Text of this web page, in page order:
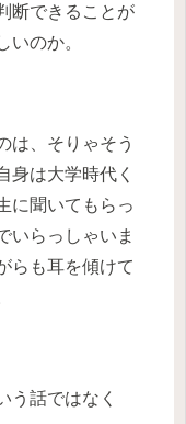
断できることが
いのか。
は、そりゃそう
身は大学時代く
に聞いてもらっ
いらっしゃいま
らも耳を傾けて
う話ではなく